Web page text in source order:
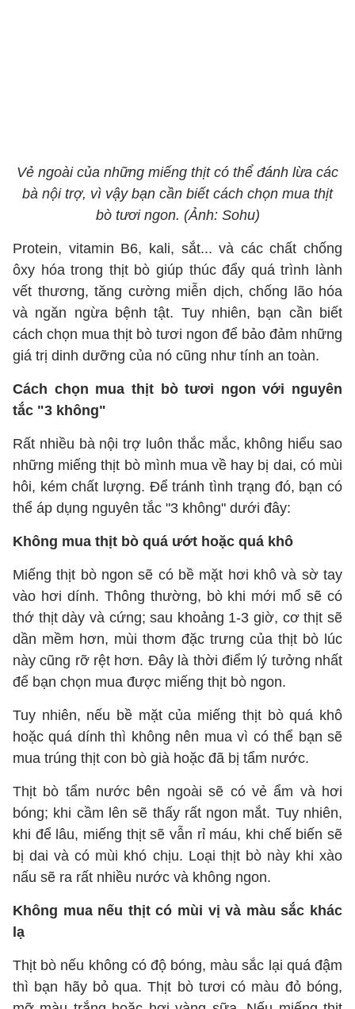
Vẻ ngoài của những miếng thịt có thể đánh lừa các
bà nội trợ, vì vậy bạn cần biết cách chọn mua thịt
bò tươi ngon. (Ảnh: Sohu)
Protein, vitamin B6, kali, sắt... và các chất chống
ôxy hóa trong thịt bò giúp thúc đẩy quá trình lành
vết thương, tăng cường miễn dịch, chống lão hóa
và ngăn ngừa bệnh tật. Tuy nhiên, bạn cần biết
cách chọn mua thịt bò tươi ngon để bảo đảm những
giá trị dinh dưỡng của nó cũng như tính an toàn.
Cách chọn mua thịt bò tươi ngon với nguyên
tắc "3 không"
Rất nhiều bà nội trợ luôn thắc mắc, không hiểu sao
những miếng thịt bò mình mua về hay bị dai, có mùi
hôi, kém chất lượng. Để tránh tình trạng đó, bạn có
thể áp dụng nguyên tắc "3 không" dưới đây:
Không mua thịt bò quá ướt hoặc quá khô
Miếng thịt bò ngon sẽ có bề mặt hơi khô và sờ tay
vào hơi dính. Thông thường, bò khi mới mổ sẽ có
thớ thịt dày và cứng; sau khoảng 1-3 giờ, cơ thịt sẽ
dần mềm hơn, mùi thơm đặc trưng của thịt bò lúc
này cũng rỡ rệt hơn. Đây là thời điểm lý tưởng nhất
để bạn chọn mua được miếng thịt bò ngon.
Tuy nhiên, nếu bề mặt của miếng thịt bò quá khô
hoặc quá dính thì không nên mua vì có thể bạn sẽ
mua trúng thịt con bò già hoặc đã bị tẩm nước.
Thịt bò tẩm nước bên ngoài sẽ có vẻ ẩm và hơi
bóng; khi cầm lên sẽ thấy rất ngon mắt. Tuy nhiên,
khi để lâu, miếng thịt sẽ vẫn rỉ máu, khi chế biến sẽ
bị dai và có mùi khó chịu. Loại thịt bò này khi xào
nấu sẽ ra rất nhiều nước và không ngon.
Không mua nếu thịt có mùi vị và màu sắc khác
lạ
Thịt bò nếu không có độ bóng, màu sắc lại quá đậm
thì bạn hãy bỏ qua. Thịt bò tươi có màu đỏ bóng,